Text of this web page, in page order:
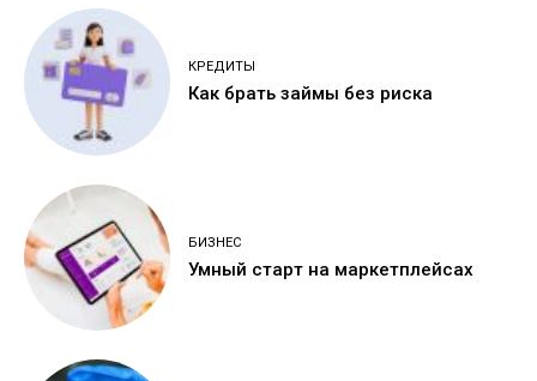
КРЕДИТЫ
Как брать займы без риска
БИЗНЕС
Умный старт на маркетплейсах